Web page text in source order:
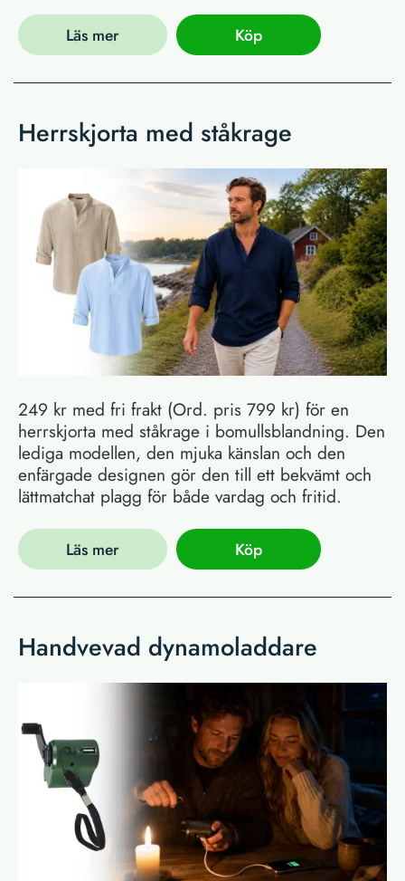
Läs mer Köp
Herrskjorta med ståkrage
249 kr med fri frakt (Ord. pris 799 kr) för en
herrskjorta med ståkrage i bomullsblandning. Den
lediga modellen, den mjuka känslan och den
enfärgade designen gör den till ett bekvämt och
lättmatchat plagg för både vardag och fritid.
Läs mer Köp
Handvevad dynamoladdare